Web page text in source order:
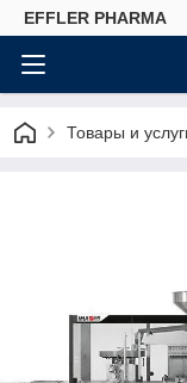
EFFLER PHARMA
Товары и